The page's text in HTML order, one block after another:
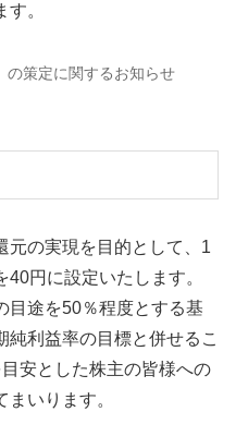
。
の策定に関するお知らせ
元の実現を目的として、1
円に設定いたします。
目途を50％程度とする基
利益率の目標と併せるこ
安とした株主の皆様への
いります。